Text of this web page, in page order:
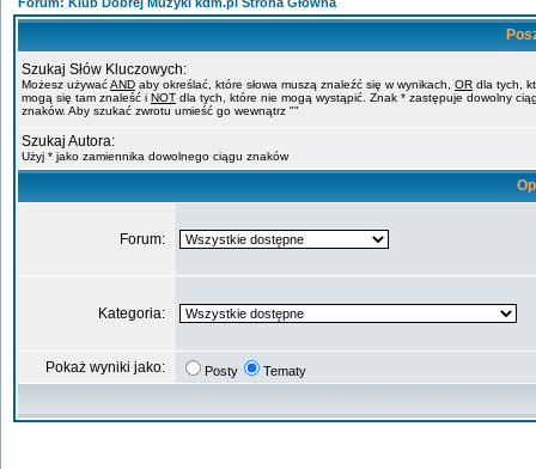
Szukaj Słów Kluczowych:
Możesz używaćAND aby określać, które słowa muszą znaleźć się w wynikach, OR dla tych,
mogą się tam znaleść i NOT dla tych, które nie mogą wystąpić. Znak * zastępuje dowolny
znaków. Aby szukać zwrotu umieść go wewnątrz ""
Szukaj Autora:
Użyj * jako zamiennika dowolnego ciągu znaków
Forum:
Kategoria:
Pokaż wyniki jako: Posty Tematy